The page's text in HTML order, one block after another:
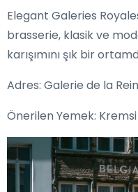
Elegant Galeries
brasserie, klasik ve
karışımını şık bir
Adres: Galerie de la
Önerilen Yemek: